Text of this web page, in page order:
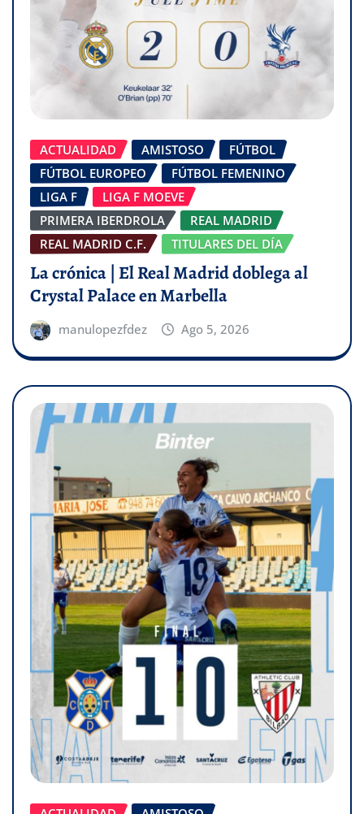
ACTUALIDAD AMISTOSO
FÚTBOL
FÚTBOL EUROPEO
FÚTBOL FEMENINO
LIGA F
LIGA F MOEVE
PRIMERA IBERDROLA
REAL MADRID
REAL MADRID C.F.
TITULARES DEL DÍA
La crónica | El Real Madrid doblega al
Crystal Palace en Marbella
manulopezfdez Ago 5, 2026